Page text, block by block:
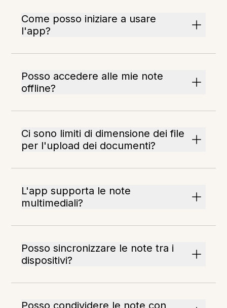
Come posso iniziare a usare
l'app?
Posso accedere alle mie note
offline?
Ci sono limiti di dimensione dei file
per l'upload dei documenti?
L'app supporta le note
multimediali?
Posso sincronizzare le note tra i
dispositivi?
Posso condividere le note con